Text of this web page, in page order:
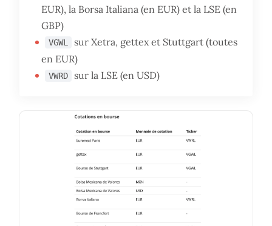
EUR), la Borsa Italiana (en EUR) et la LSE (en
GBP)
VGWL
sur Xetra, gettex et Stuttgart (toutes
en EUR)
VWRD sur la LSE (en USD)